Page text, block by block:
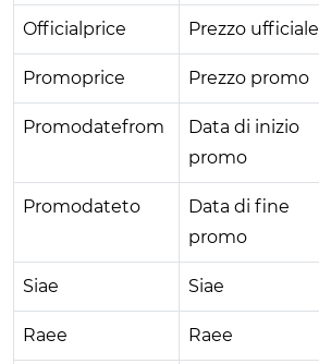
Officialprice Prezzo ufficiale
Promoprice Prezzo promo
Promodatefrom
Data di inizio
promo
Promodateto
Data di fine
promo
Siae Siae
Raee Raee